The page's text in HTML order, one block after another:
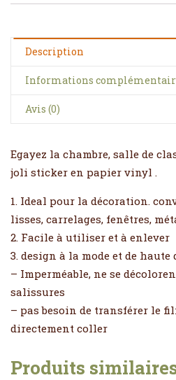
Description
Informations
Avis (0)
Egayez la chambre, salle de
joli sticker en papier vinyl .
1. Ideal pour la décoration.
lisses, carrelages, fenêtres,
2. Facile à utiliser et à enlever
3. design à la mode et de
– Imperméable, ne se
salissures
– pas besoin de transférer le
directement coller
Produits